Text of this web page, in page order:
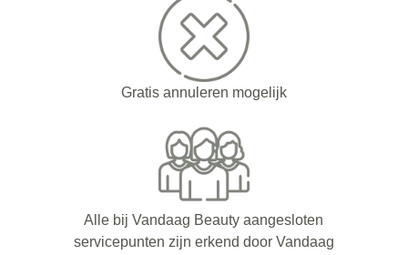
Gratis annuleren mogelijk
Alle bij Vandaag Beauty aangesloten
servicepunten zijn erkend door Vandaag